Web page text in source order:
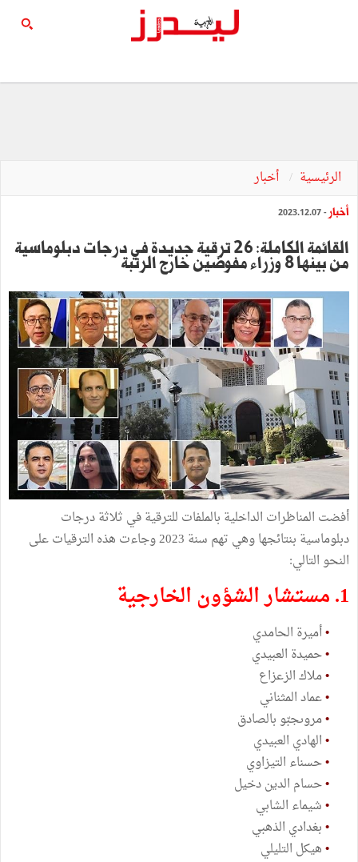
الرئيسية أخبار
أخبار - 2023.12.07
القائمة الكاملة: 26 ترقية جديدة في درجات دبلوماسية
من بينها 8 وزراء مفوضين خارج الرتبة
أفضت المناظرات الداخلية بالملفات للترقية في ثلاثة درجات
دبلوماسية بنتائجها وهي تهم سنة 2023 وجاءت هذه الترقيات على
النحو التالي:
1. مستشار الشؤون الخارجية
•أميرة الحامدي
•حميدة العبيدي
•ملاك الزعزاع
•عماد المثناني
•مروىجبّو بالصادق
•الهادي العبيدي
•حسناء التيزاوي
•حسام الدين دخيل
•شيماء الشابي
•بغدادي الذهبي
•هيكل التليلي